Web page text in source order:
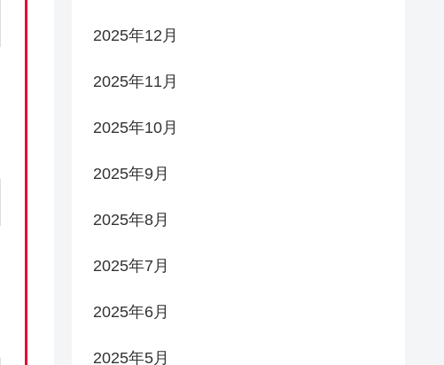
2025年12月
2025年11月
2025年10月
2025年9月
2025年8月
2025年7月
2025年6月
2025年5月